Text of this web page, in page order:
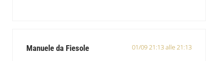
Manuele da Fiesole 01/09 21:13 alle 21:13